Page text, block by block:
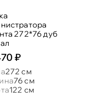
272*76 дуб
₽
272 см
76 см
122 см